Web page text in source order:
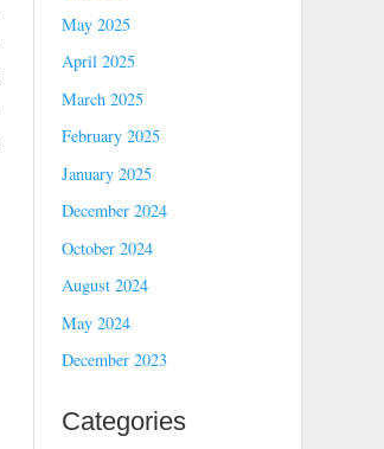
May 2025
April 2025
March 2025
February 2025
January 2025
December 2024
October 2024
August 2024
May 2024
December 2023
Categories